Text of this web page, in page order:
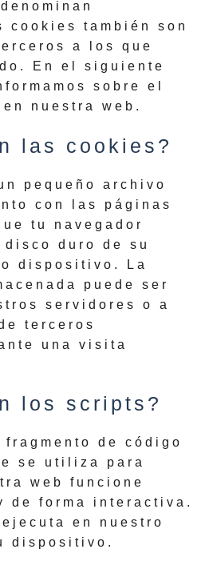
cookies también son
a los que
En el siguiente
sobre el
nuestra web.
las cookies?
pequeño archivo
con las páginas
tu navegador
duro de su
dispositivo. La
puede ser
servidores o a
terceros
una visita
los scripts?
de código
se utiliza para
web funcione
de forma interactiva.
en nuestro
dispositivo.